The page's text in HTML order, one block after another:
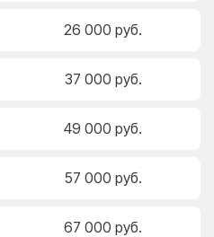
26 000 руб.
37 000 руб.
49 000 руб.
57 000 руб.
67 000 руб.